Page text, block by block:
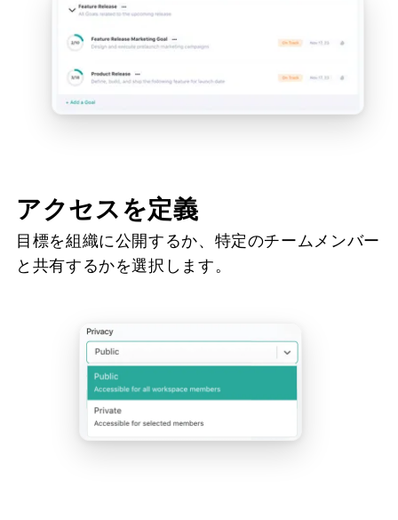
アクセスを定義
目標を組織に公開するか、特定のチームメンバー
と共有するかを選択します。